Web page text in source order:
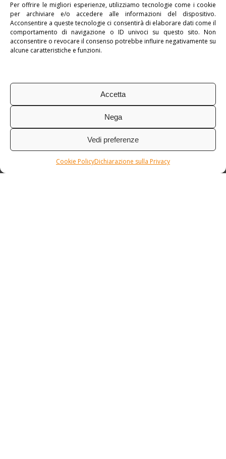
Per offrire le migliori esperienze, utilizziamo tecnologie come i cookie
per archiviare e/o accedere alle informazioni del dispositivo.
Acconsentire a queste tecnologie ci consentirà di elaborare dati come il
comportamento di navigazione o ID univoci su questo sito. Non
acconsentire o revocare il consenso potrebbe influire negativamente su
alcune caratteristiche e funzioni.
Accetta
Nega
Vedi preferenze
Cookie PolicyDichiarazione sulla Privacy
Pubblicato in:Argentina, myLatinAmerica
Tag:Tour di Gruppo,Tour Individuale